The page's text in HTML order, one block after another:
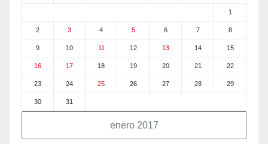
enero 2017
1
2 3 4 5 6 7 8
9 10 11 12 13 14 15
16 17 18 19 20 21 22
23 24 25 26 27 28 29
30 31